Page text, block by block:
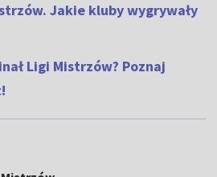
Jakie kluby wygrywały
Ligi Mistrzów? Poznaj